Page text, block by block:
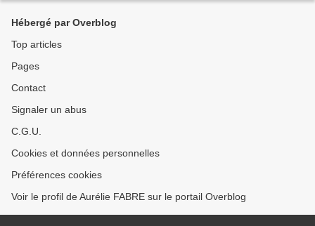
Hébergé par Overblog
Top articles
Pages
Contact
Signaler un abus
C.G.U.
Cookies et données personnelles
Préférences cookies
Voir le profil de Aurélie FABRE sur le portail Overblog